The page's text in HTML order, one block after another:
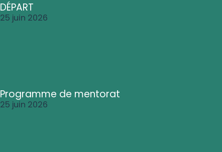
DÉPART
25 juin 2026
Programme de mentorat
25 juin 2026